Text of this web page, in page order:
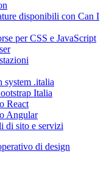
disponibili con Can I
per CSS e JavaScript
system .italia
Italia
React
Angular
di sito e servizi
di design